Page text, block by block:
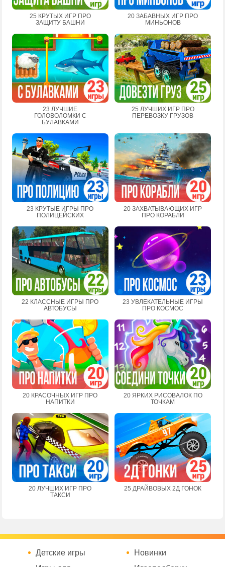
25 КРУТЫХ ИГР ПРО
ЗАЩИТУ БАШНИ
20 ЗАБАВНЫХ ИГР ПРО
МИНЬОНОВ
23 ЛУЧШИЕ
ГОЛОВОЛОМКИ С
БУЛАВКАМИ
25 ЛУЧШИХ ИГР ПРО
ПЕРЕВОЗКУ ГРУЗОВ
23 КРУТЫЕ ИГРЫ ПРО
ПОЛИЦЕЙСКИХ
20 ЗАХВАТЫВАЮЩИХ ИГР
ПРО КОРАБЛИ
22 КЛАССНЫЕ ИГРЫ ПРО
АВТОБУСЫ
23 УВЛЕКАТЕЛЬНЫЕ ИГРЫ
ПРО КОСМОС
20 КРАСОЧНЫХ ИГР ПРО
НАПИТКИ
20 ЯРКИХ РИСОВАЛОК ПО
ТОЧКАМ
20 ЛУЧШИХ ИГР ПРО
ТАКСИ
25 ДРАЙВОВЫХ 2Д ГОНОК
Детские игры
Новинки